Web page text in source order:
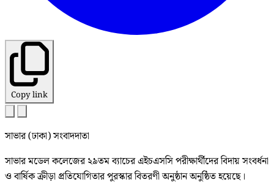
Copy link
সাভার (ঢাকা) সংবাদদাতা
সাভার মডেল কলেজের ২৯তম ব্যাচের এইচএসসি পরীক্ষার্থীদের বিদায় সংবর্ধনা
ও বার্ষিক ক্রীড়া প্রতিযোগিতার পুরস্কার বিতরণী অনুষ্ঠান অনুষ্ঠিত হয়েছে।